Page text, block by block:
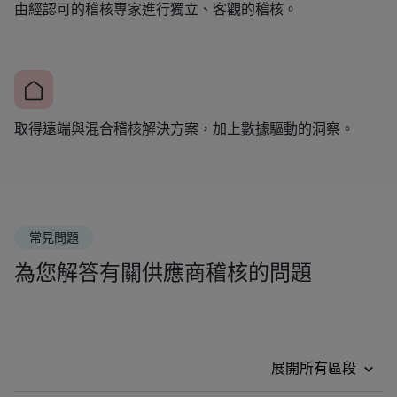
由經認可的稽核專家進行獨立、客觀的稽核。
取得遠端與混合稽核解決方案，加上數據驅動的洞察。
常見問題
為您解答有關供應商稽核的問題
展開所有區段